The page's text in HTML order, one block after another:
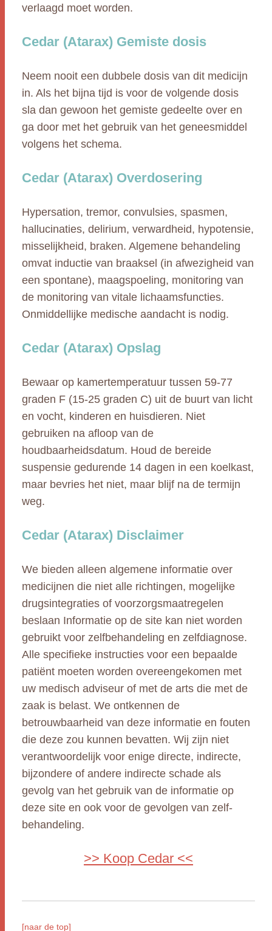
verlaagd moet worden.
Cedar (Atarax) Gemiste dosis
Neem nooit een dubbele dosis van dit medicijn
in. Als het bijna tijd is voor de volgende dosis
sla dan gewoon het gemiste gedeelte over en
ga door met het gebruik van het geneesmiddel
volgens het schema.
Cedar (Atarax) Overdosering
Hypersation, tremor, convulsies, spasmen,
hallucinaties, delirium, verwardheid, hypotensie,
misselijkheid, braken. Algemene behandeling
omvat inductie van braaksel (in afwezigheid van
een spontane), maagspoeling, monitoring van
de monitoring van vitale lichaamsfuncties.
Onmiddellijke medische aandacht is nodig.
Cedar (Atarax) Opslag
Bewaar op kamertemperatuur tussen 59-77
graden F (15-25 graden C) uit de buurt van licht
en vocht, kinderen en huisdieren. Niet
gebruiken na afloop van de
houdbaarheidsdatum. Houd de bereide
suspensie gedurende 14 dagen in een koelkast,
maar bevries het niet, maar blijf na de termijn
weg.
Cedar (Atarax) Disclaimer
We bieden alleen algemene informatie over
medicijnen die niet alle richtingen, mogelijke
drugsintegraties of voorzorgsmaatregelen
beslaan Informatie op de site kan niet worden
gebruikt voor zelfbehandeling en zelfdiagnose.
Alle specifieke instructies voor een bepaalde
patiënt moeten worden overeengekomen met
uw medisch adviseur of met de arts die met de
zaak is belast. We ontkennen de
betrouwbaarheid van deze informatie en fouten
die deze zou kunnen bevatten. Wij zijn niet
verantwoordelijk voor enige directe, indirecte,
bijzondere of andere indirecte schade als
gevolg van het gebruik van de informatie op
deze site en ook voor de gevolgen van zelf-
behandeling.
>> Koop Cedar <<
[naar de top]